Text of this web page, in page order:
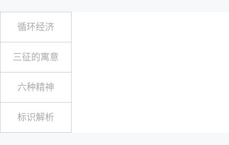
循环经济
三征的寓意
六种精神
标识解析